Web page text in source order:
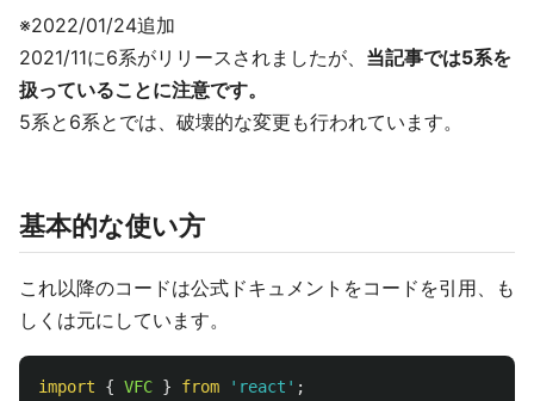
※2022/01/24追加
2021/11に6系がリリースされましたが、 当記事では5系を
扱っていることに注意です。
5系と6系とでは、破壊的な変更も行われています。
基本的な使い方
これ以降のコードは公式ドキュメントをコードを引用、も
しくは元にしています。
import { VFC } from ' react ' ;